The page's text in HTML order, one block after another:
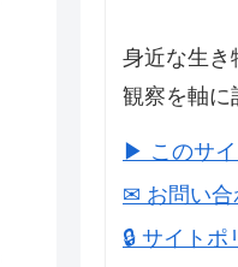
身近な生き
観察を軸に
▶ このサ
✉ お問い合
🔒 サイトポ